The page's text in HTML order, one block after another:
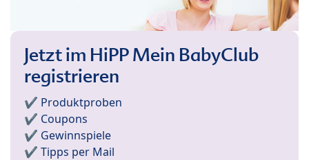
Jetzt im HiPP Mein BabyClub
registrieren
✔️ Produktproben
✔️ Coupons
✔️ Gewinnspiele
✔️ Tipps per Mail